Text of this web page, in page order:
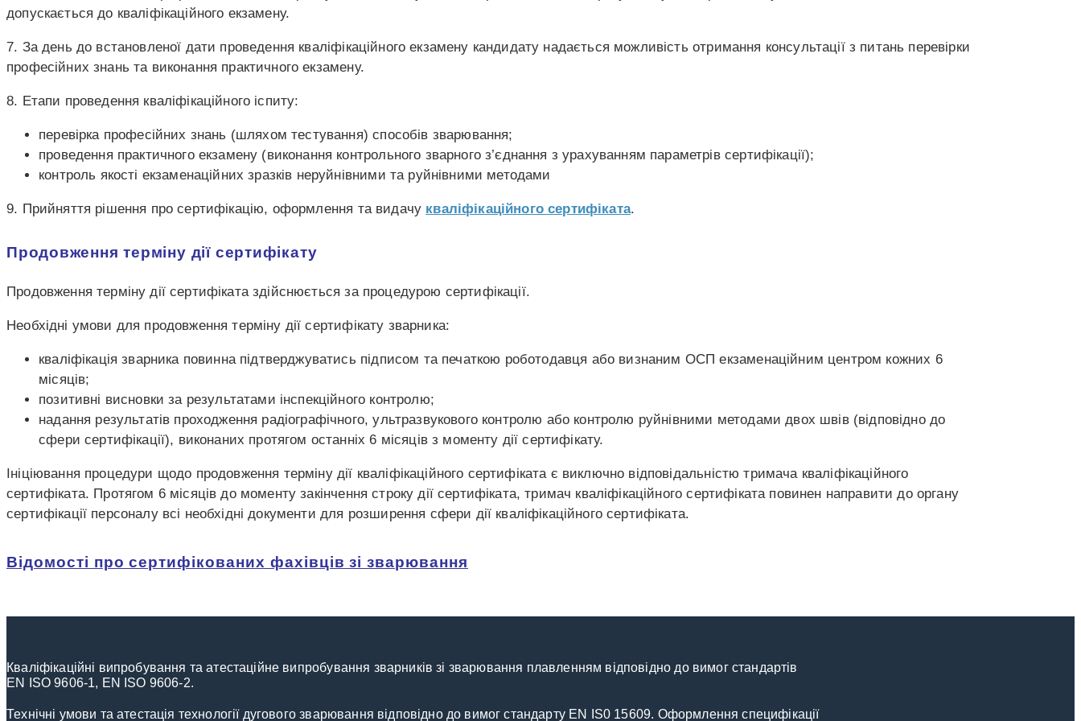
допускається до кваліфікаційного екзамену.
7. За день до встановленої дати проведення кваліфікаційного екзамену кандидату надається можливість отримання консультації з питань перевірки
професійних знань та виконання практичного екзамену.
8. Етапи проведення кваліфікаційного іспиту:
перевірка професійних знань (шляхом тестування) способів зварювання;
проведення практичного екзамену (виконання контрольного зварного з’єднання з урахуванням параметрів сертифікації);
контроль якості екзаменаційних зразків неруйнівними та руйнівними методами
9. Прийняття рішення про сертифікацію, оформлення та видачу кваліфікаційного сертифіката.
Продовження терміну дії сертифікату
Продовження терміну дії сертифіката здійснюється за процедурою сертифікації.
Необхідні умови для продовження терміну дії сертифікату зварника:
кваліфікація зварника повинна підтверджуватись підписом та печаткою роботодавця або визнаним ОСП екзаменаційним центром кожних 6
місяців;
позитивні висновки за результатами інспекційного контролю;
надання результатів проходження радіографічного, ультразвукового контролю або контролю руйнівними методами двох швів (відповідно до
сфери сертифікації), виконаних протягом останніх 6 місяців з моменту дії сертифікату.
Ініціювання процедури щодо продовження терміну дії кваліфікаційного сертифіката є виключно відповідальністю тримача кваліфікаційного
сертифіката. Протягом 6 місяців до моменту закінчення строку дії сертифіката, тримач кваліфікаційного сертифіката повинен направити до органу
сертифікації персоналу всі необхідні документи для розширення сфери дії кваліфікаційного сертифіката.
Відомості про сертифікованих фахівців зі зварювання
Кваліфікаційні випробування та атестаційне випробування зварників зі зварювання плавленням відповідно до вимог стандартів
EN ISO 9606-1, EN ISO 9606-2.
Технічні умови та атестація технології дугового зварювання відповідно до вимог стандарту EN IS0 15609. Оформлення специфікації